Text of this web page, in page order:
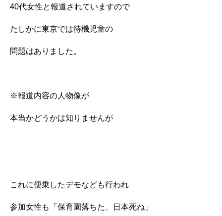
40代女性と報道されていますので
たしかに東京では待機児童の
問題はありました。
※報道内容の人物像が
本当かどうかは知りませんが
これに便乗したデモなども行われ
参加女性も「保育園落ちた、日本死ね」